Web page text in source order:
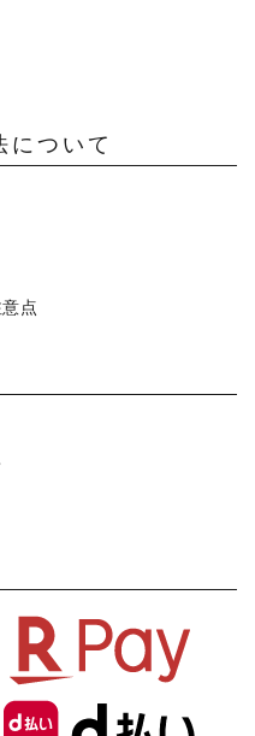
について
点